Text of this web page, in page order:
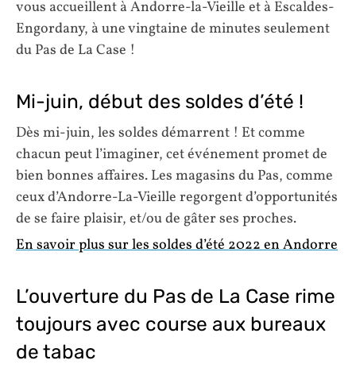
vous accueillent à Andorre-la-Vieille et à Escaldes-
Engordany, à une vingtaine de minutes seulement
du Pas de La Case !
Mi-juin, début des soldes d’été !
Dès mi-juin, les soldes démarrent ! Et comme
chacun peut l’imaginer, cet événement promet de
bien bonnes affaires. Les magasins du Pas, comme
ceux d’Andorre-La-Vieille regorgent d’opportunités
de se faire plaisir, et/ou de gâter ses proches.
En savoir plus sur les soldes d’été 2022 en Andorre
L’ouverture du Pas de La Case rime
toujours avec course aux bureaux
de tabac